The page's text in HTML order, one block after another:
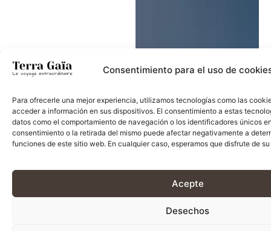
Consentimiento para el uso de
Para ofrecerle una mejor experiencia, utilizamos tecnologías como las
acceder a información en sus dispositivos. El consentimiento a estas
datos como el comportamiento de navegación o los identificadores únicos
consentimiento o la retirada del mismo puede afectar negativamente a
funciones de este sitio web. En cualquier caso, esperamos que disfrute de
Acepte
Desechos